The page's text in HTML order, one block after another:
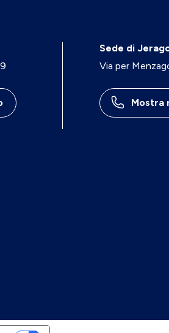
Sede di
Via per
Mostra